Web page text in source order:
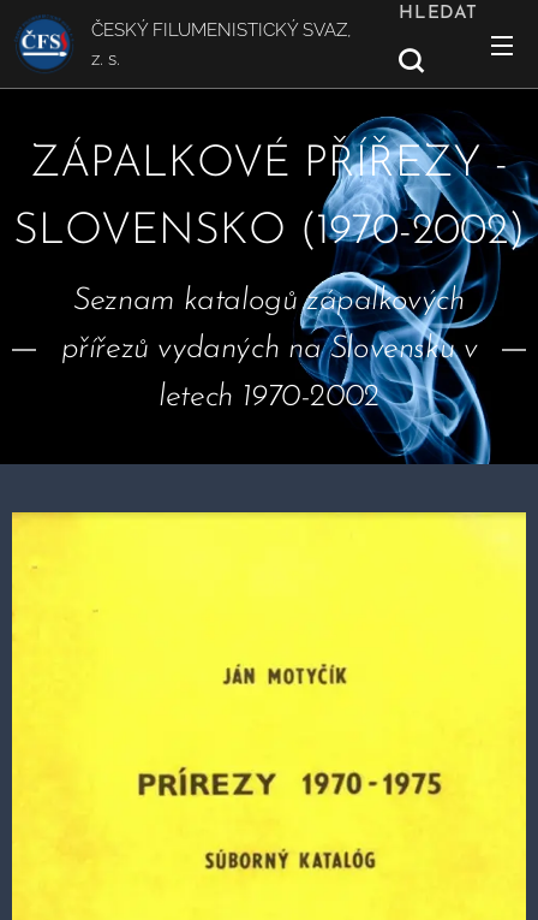
ČESKÝ FILUMENISTICKÝ SVAZ,
z. s.
HLEDAT
ZÁPALKOVÉ PŘÍŘEZY -
SLOVENSKO (1970-2002)
Seznam katalogů zápalkových
přířezů vydaných na Slovensku v
letech 1970-2002